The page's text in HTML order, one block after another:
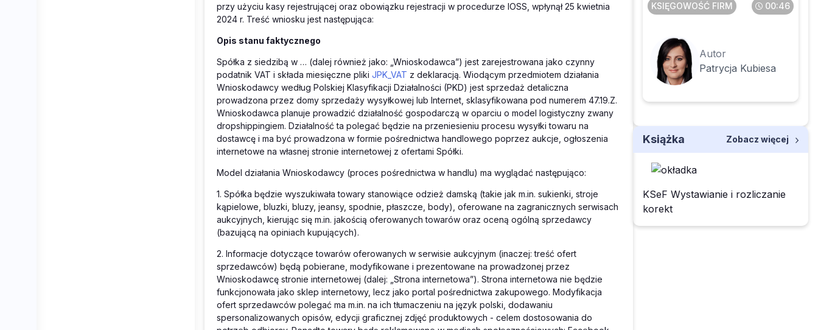
przy użyciu kasy rejestrującej oraz obowiązku rejestracji w procedurze IOSS, wpłynął 25 kwietnia
2024 r. Treść wniosku jest następująca:
Opis stanu faktycznego
Spółka z siedzibą w … (dalej również jako: „Wnioskodawca”) jest zarejestrowana jako czynny
podatnik VAT i składa miesięczne pliki JPK_VAT z deklaracją. Wiodącym przedmiotem działania
Wnioskodawcy według Polskiej Klasyfikacji Działalności (PKD) jest sprzedaż detaliczna
prowadzona przez domy sprzedaży wysyłkowej lub Internet, sklasyfikowana pod numerem 47.19.Z.
Wnioskodawca planuje prowadzić działalność gospodarczą w oparciu o model logistyczny zwany
dropshippingiem. Działalność ta polegać będzie na przeniesieniu procesu wysyłki towaru na
dostawcę i ma być prowadzona w formie pośrednictwa handlowego poprzez aukcje, ogłoszenia
internetowe na własnej stronie internetowej z ofertami Spółki.
Model działania Wnioskodawcy (proces pośrednictwa w handlu) ma wyglądać następująco:
1. Spółka będzie wyszukiwała towary stanowiące odzież damską (takie jak m.in. sukienki, stroje
kąpielowe, bluzki, bluzy, jeansy, spodnie, płaszcze, body), oferowane na zagranicznych serwisach
aukcyjnych, kierując się m.in. jakością oferowanych towarów oraz oceną ogólną sprzedawcy
(bazującą na opiniach kupujących).
2. Informacje dotyczące towarów oferowanych w serwisie aukcyjnym (inaczej: treść ofert
sprzedawców) będą pobierane, modyfikowane i prezentowane na prowadzonej przez
Wnioskodawcę stronie internetowej (dalej: „Strona internetowa”). Strona internetowa nie będzie
funkcjonowała jako sklep internetowy, lecz jako portal pośrednictwa zakupowego. Modyfikacja
ofert sprzedawców polegać ma m.in. na ich tłumaczeniu na język polski, dodawaniu
spersonalizowanych opisów, edycji graficznej zdjęć produktowych - celem dostosowania do
KSIĘGOWOŚĆ FIRM 00:46
Autor
Patrycja Kubiesa
Książka Zobacz więcej
KSeF Wystawianie i rozliczanie
korekt